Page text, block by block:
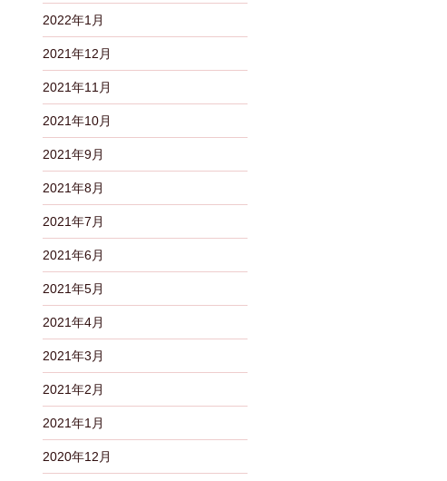
2022年1月
2021年12月
2021年11月
2021年10月
2021年9月
2021年8月
2021年7月
2021年6月
2021年5月
2021年4月
2021年3月
2021年2月
2021年1月
2020年12月